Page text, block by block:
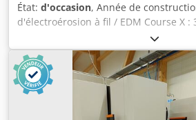
État: d'occasion, Année de
d'électroérosion à fil / EDM Course X :
200 mm Course Z : 200 mm Taille
500 mm Taille maximale de la pièce Y
maximale de la pièce Z : 200 mm
: 300 kg Dimension de la table X : 536
table Y : 337 mm Avec enfileur
: 80x80 Générateur : 60 ampères